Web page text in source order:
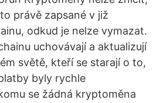
právě zapsané v již
odkud je nelze vymazat.
uchovávají a aktualizují
světě, kteří se starají o to,
byly rychle
se žádná kryptoměna